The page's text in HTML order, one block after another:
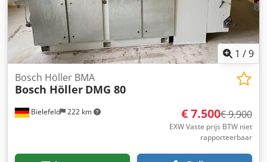
1 /9
Bielefeld 222 km
Bosch Höller BMA
Bosch Höller DMG 80
€ 7.500€ 9.900
EXW Vaste prijs BTW niet
rapporteerbaar